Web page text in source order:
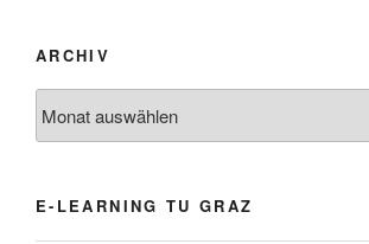
ARCHIV
E-LEARNING TU GRAZ